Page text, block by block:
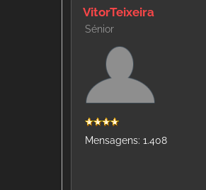
VitorTeixeira
Sénior
Mensagens: 1.408